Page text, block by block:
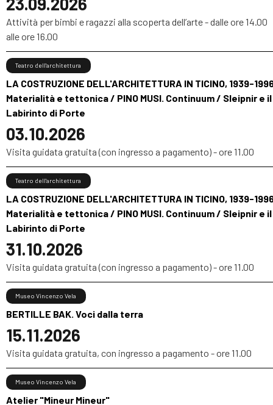
Attività per bimbi e ragazzi alla scoperta dell’arte - dalle ore 14.00
alle ore 16.00
LA COSTRUZIONE DELL'ARCHITETTURA IN TICINO, 1939-
Materialità e tettonica / PINO MUSI. Continuum / Sleipnir e il
Labirinto di Porte
03.10.2026
Teatro dell'architettura
Visita guidata gratuita (con ingresso a pagamento) - ore 11.00
LA COSTRUZIONE DELL'ARCHITETTURA IN TICINO, 1939-
Materialità e tettonica / PINO MUSI. Continuum / Sleipnir e il
Labirinto di Porte
31.10.2026
Teatro dell'architettura
Visita guidata gratuita (con ingresso a pagamento) - ore 11.00
BERTILLE BAK. Voci dalla terra
15.11.2026
Museo Vincenzo Vela
Visita guidata gratuita, con ingresso a pagamento - ore 11.00
Atelier "Mineur Mineur"
Museo Vincenzo Vela